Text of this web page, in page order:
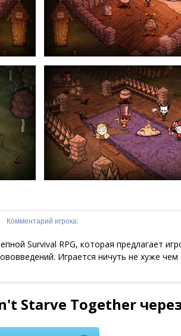
Комментарий игрока:
Survival RPG, которая предлагает
Играется ничуть не хуже чем
Starve Together